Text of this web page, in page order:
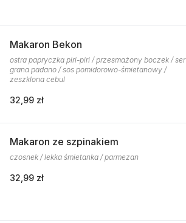
Makaron Bekon
ostra papryczka piri-piri / przesmażony boczek / ser
grana padano / sos pomidorowo-śmietanowy /
zeszklona cebul
32,99 zł
Makaron ze szpinakiem
czosnek / lekka śmietanka / parmezan
32,99 zł